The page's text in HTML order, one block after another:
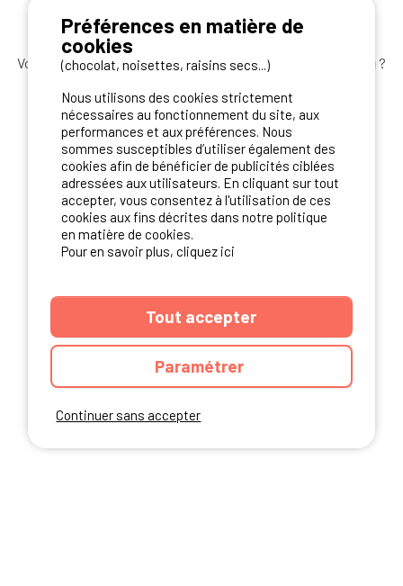
Vous souhaitez bénéficier desmeilleures offres camping ?
S'ABONNER
NOS PARTENAIRES
Continuer sans accepter
Préférences en matière de
cookies
(chocolat, noisettes, raisins secs...)
Nous utilisons des cookies strictement
nécessaires au fonctionnement du site, aux
performances et aux préférences. Nous
sommes susceptibles d’utiliser également des
cookies afin de bénéficier de publicités ciblées
adressées aux utilisateurs. En cliquant sur tout
accepter, vous consentez à l'utilisation de ces
cookies aux fins décrites dans notre politique
en matière de cookies.
Pour en savoir plus, cliquez ici
Tout accepter
Paramétrer